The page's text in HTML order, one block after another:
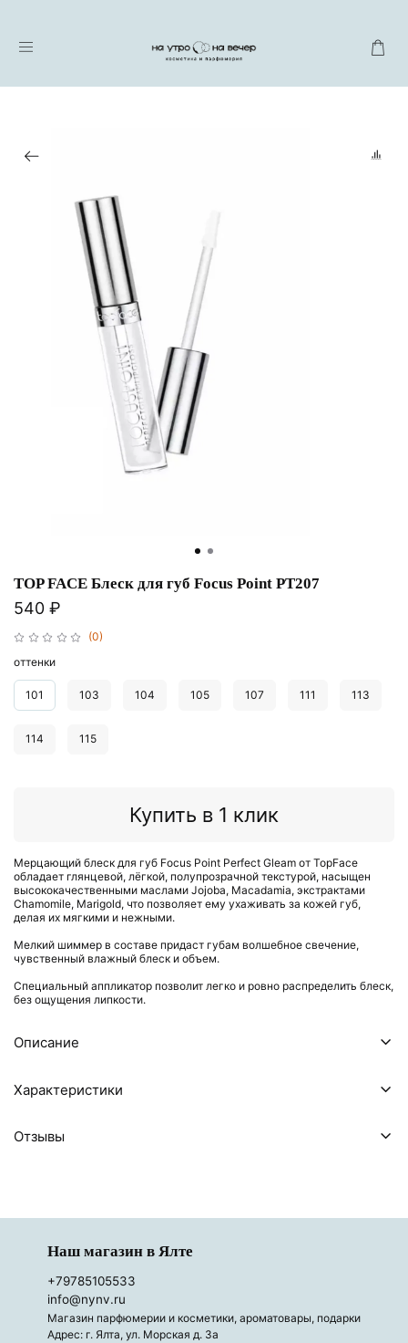
(0)
TOP FACE Блеск для губ Focus Point PT207
540 ₽
Купить в 1 клик
оттенки
101 103 104 105 107 111 113
114 115
Мерцающий блеск для губ Focus Point Perfect Gleam от TopFace
обладает глянцевой, лёгкой, полупрозрачной текстурой, насыщен
высококачественными маслами Jojoba, Macadamia, экстрактами
Chamomile, Marigold, что позволяет ему ухаживать за кожей губ,
делая их мягкими и нежными.
Мелкий шиммер в составе придаст губам волшебное свечение,
чувственный влажный блеск и объем.
Специальный аппликатор позволит легко и ровно распределить блеск,
без ощущения липкости.
Описание
Характеристики
Отзывы
Наш магазин в Ялте
+79785105533
info@nynv.ru
Магазин парфюмерии и косметики, ароматовары, подарки
Адрес: г. Ялта, ул. Морская д. 3а